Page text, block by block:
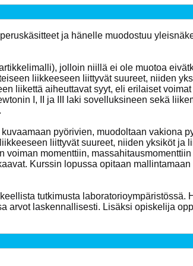
ja hänelle muodostuu
jolloin niillä ei ole muotoa
liikkeeseen liittyvät suureet, niiden
liikettä aiheuttavat syyt, eli erilaiset
I, II ja III laki sovelluksineen sekä
pyörivien, muodoltaan vakiona
liittyvät suureet, niiden yksiköt ja
momenttiin,
Kurssin lopussa opitaan
tutkimusta laboratorioympäristössä.
arvot laskennallisesti. Lisäksi opiskelija